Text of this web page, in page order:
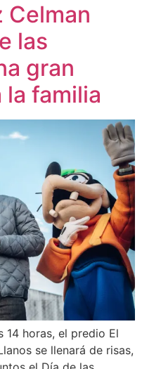
Celman
las
gran
familia
14 horas, el predio El
se llenará de risas,